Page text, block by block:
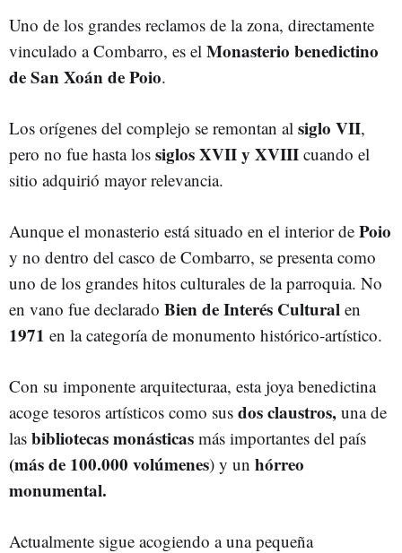
Uno de los grandes reclamos de la zona, directamente
vinculado a Combarro, es el Monasterio benedictino
de San Xoán de Poio.
Los orígenes del complejo se remontan al siglo VII,
pero no fue hasta los siglos XVII y XVIII cuando el
sitio adquirió mayor relevancia.
Aunque el monasterio está situado en el interior de Poio
y no dentro del casco de Combarro, se presenta como
uno de los grandes hitos culturales de la parroquia. No
en vano fue declarado Bien de Interés Cultural en
1971 en la categoría de monumento histórico‑artístico.
Con su imponente arquitecturaa, esta joya benedictina
acoge tesoros artísticos como sus dos claustros, una de
las bibliotecas monásticas más importantes del país
(más de 100.000 volúmenes) y un hórreo
monumental.
Actualmente sigue acogiendo a una pequeña